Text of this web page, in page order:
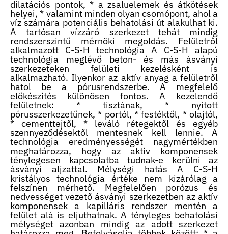
dilatációs pontok, * a zsaluelemek és átkötések
helyei, * valamint minden olyan csomópont, ahol a
víz számára potenciális behatolási út alakulhat ki.
A tartósan vízzáró szerkezet tehát mindig
rendszerszintű mérnöki megoldás. Felületről
alkalmazott C-S-H technológia A C-S-H alapú
technológia meglévő beton- és más ásványi
szerkezeteken felületi kezelésként is
alkalmazható. Ilyenkor az aktív anyag a felületről
hatol be a pórusrendszerbe. A megfelelő
előkészítés különösen fontos. A kezelendő
felületnek: * tisztának, * nyitott
pórusszerkezetűnek, * portól, * festéktől, * olajtól,
* cementtejtől, * leváló rétegektől és egyéb
szennyeződésektől mentesnek kell lennie. A
technológia eredményességét nagymértékben
meghatározza, hogy az aktív komponensek
ténylegesen kapcsolatba tudnak-e kerülni az
ásványi aljzattal. Mélységi hatás A C-S-H
kristályos technológia értéke nem kizárólag a
felszínen mérhető. Megfelelően porózus és
nedvességet vezető ásványi szerkezetben az aktív
komponensek a kapilláris rendszer mentén a
felület alá is eljuthatnak. A tényleges behatolási
mélységet azonban mindig az adott szerkezet